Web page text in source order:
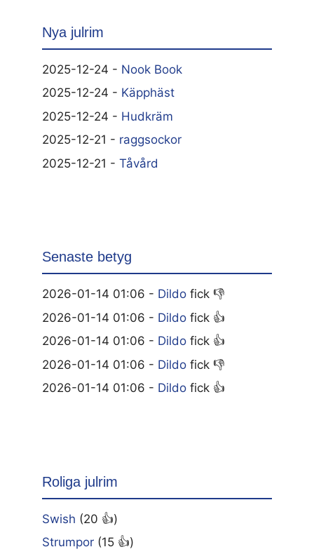
Nya julrim
2025-12-24 - Nook Book
2025-12-24 - Käpphäst
2025-12-24 - Hudkräm
2025-12-21 - raggsockor
2025-12-21 - Tåvård
Senaste betyg
2026-01-14 01:06 - Dildo fick 👎
2026-01-14 01:06 - Dildo fick 👍
2026-01-14 01:06 - Dildo fick 👍
2026-01-14 01:06 - Dildo fick 👎
2026-01-14 01:06 - Dildo fick 👍
Roliga julrim
Swish (20 👍)
Strumpor (15 👍)